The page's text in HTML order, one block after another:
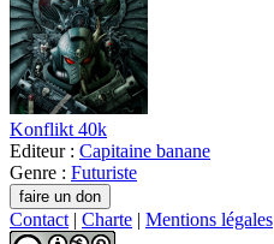
Konflikt 40k
Editeur : Capitaine banane
Genre : Futuriste
Contact | Charte | Mentions légales